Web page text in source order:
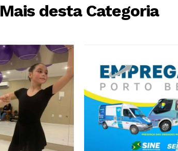
Mais desta Categoria